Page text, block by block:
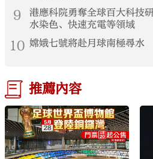
9
港應科院勇奪全球百大科技
水染色、快速充電等領域
10 嫦娥七號將赴月球南極尋水
推薦內容